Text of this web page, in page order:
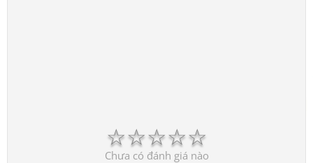
☆
☆
☆
☆
☆
Chưa có đánh giá nào